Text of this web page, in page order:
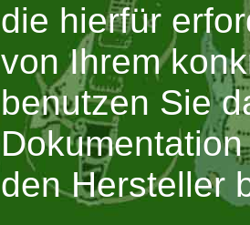
die hierfür
von Ihrem
benutzen Sie
den Hersteller